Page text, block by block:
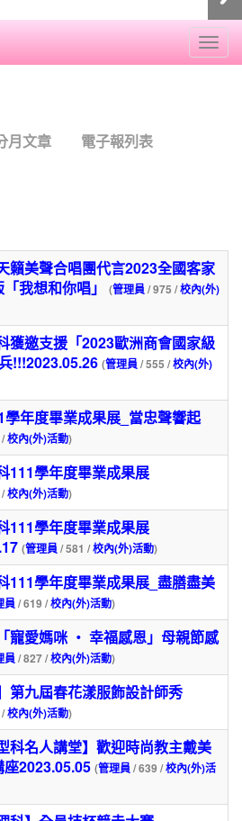
月文章 電子報列表
籟美聲合唱團代言2023全國客家
我想和你唱」
(管理員/ 975 /校內(外)
獲邀支援「2023歐洲商會國家級
!!!2023.05.26 (管理員/ 555 /校內(外)
學年度畢業成果展_當忠聲響起
/校內(外)活動)
111學年度畢業成果展
/校內(外)活動)
111學年度畢業成果展
(管理員/ 581 /校內(外)活動)
111學年度畢業成果展_盡膳盡美
員/ 619 /校內(外)活動)
寵愛媽咪 ‧ 幸福感恩」母親節感
員/ 827 /校內(外)活動)
第九屆春花漾服飾設計師秀
/校內(外)活動)
科名人講堂】歡迎時尚教主戴美
2023.05.05 (管理員/ 639 /校內(外)活